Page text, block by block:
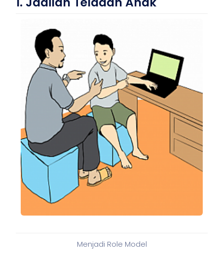
Menjadi Role Model